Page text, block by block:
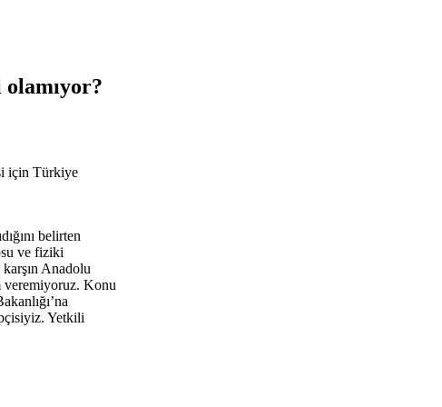
için Türkiye
belirten
ve fiziki
Anadolu
veremiyoruz. Konu
Yetkili